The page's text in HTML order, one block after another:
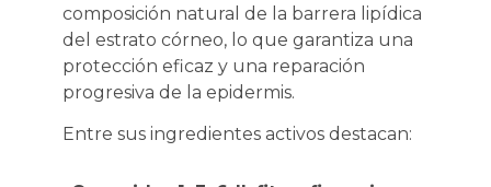
composición natural de la barrera lipídica
del estrato córneo, lo que garantiza una
protección eficaz y una reparación
progresiva de la epidermis.
Entre sus ingredientes activos destacan: